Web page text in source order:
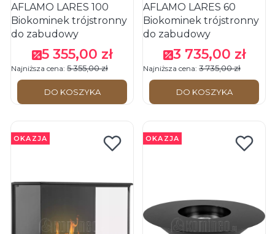
AFLAMO LARES 100
Biokominek trójstronny
do zabudowy
Cena promocyjna
5 355,00 zł
Najniższa cena: 5 355,00 zł
DO KOSZYKA
AFLAMO LARES 60
Biokominek trójstronny
do zabudowy
Cena promocyjna
3 735,00 zł
Najniższa cena: 3 735,00 zł
DO KOSZYKA
OKAZJA OKAZJA